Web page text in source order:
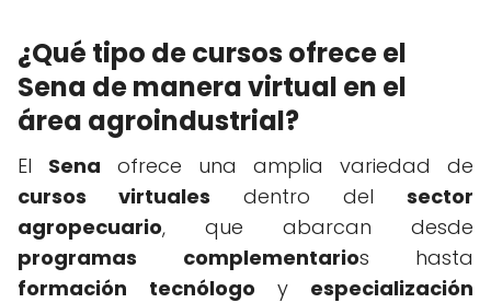
¿Qué tipo de cursos ofrece el
Sena de manera virtual en el
área agroindustrial?
El Sena ofrece una amplia variedad de
cursos virtuales dentro del sector
agropecuario, que abarcan desde
programas
complementarios hasta
formación
tecnólogo y especialización